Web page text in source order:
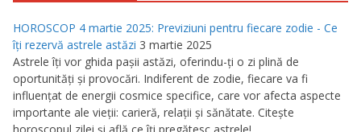
HOROSCOP 4 martie 2025: Previziuni pentru fiecare zodie - Ce
îţi rezervă astrele astăzi 3 martie 2025
Astrele îţi vor ghida paşii astăzi, oferindu-ţi o zi plină de
oportunităţi şi provocări. Indiferent de zodie, fiecare va fi
influenţat de energii cosmice specifice, care vor afecta aspecte
importante ale vieţii: carieră, relaţii şi sănătate. Citeşte